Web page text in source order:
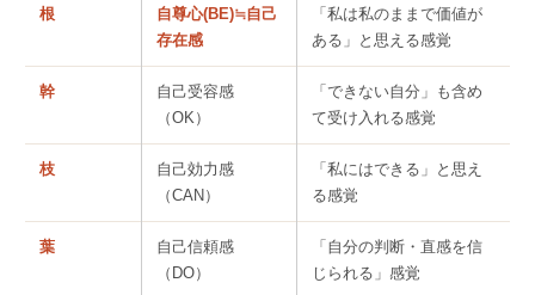
根
自尊心(BE)≒自己
存在感
「私は私のままで価値が
ある」と思える感覚
幹
自己受容感
（OK）
「できない自分」も含め
て受け入れる感覚
枝
自己効力感
（CAN）
「私にはできる」と思え
る感覚
葉
自己信頼感
（DO）
「自分の判断・直感を信
じられる」感覚